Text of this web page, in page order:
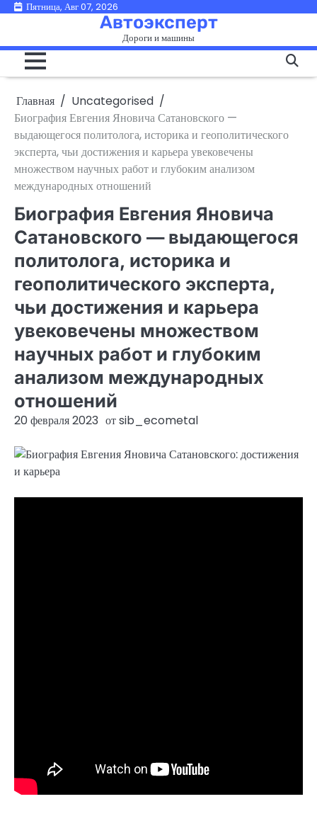
ПерейтиПятница, Авг 07, 2026
Автоэксперт
Дороги и машины
Главная
Uncategorised
Биография Евгения Яновича Сатановского —
выдающегося политолога, историка и геополитического
эксперта, чьи достижения и карьера увековечены
множеством научных работ и глубоким анализом
международных отношений
Биография Евгения Яновича
Сатановского — выдающегося
политолога, историка и
геополитического эксперта,
чьи достижения и карьера
увековечены множеством
научных работ и глубоким
анализом международных
отношений
20 февраля 2023 отsib_ecometal